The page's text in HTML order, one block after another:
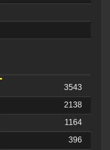
3543
2138
1164
396